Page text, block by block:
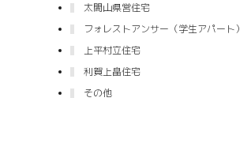
太閤山県営住宅
フォレストアンサー（学生アパート）
上平村立住宅
利賀上畠住宅
その他